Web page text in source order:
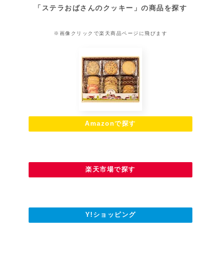
「ステラおばさんのクッキー」の商品を探す
※画像クリックで楽天商品ページに飛びます
Amazonで探す
楽天市場で探す
Y!ショッピング